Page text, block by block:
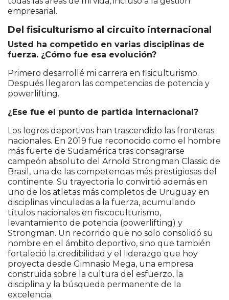
empresarial.
Del fisiculturismo al circuito internacional
Usted ha competido en varias disciplinas de
fuerza. ¿Cómo fue esa evolución?
Primero desarrollé mi carrera en fisiculturismo.
Después llegaron las competencias de potencia y
powerlifting.
¿Ese fue el punto de partida internacional?
Los logros deportivos han trascendido las fronteras
nacionales. En 2019 fue reconocido como el hombre
más fuerte de Sudamérica tras consagrarse
campeón absoluto del Arnold Strongman Classic de
Brasil, una de las competencias más prestigiosas del
continente. Su trayectoria lo convirtió además en
uno de los atletas más completos de Uruguay en
disciplinas vinculadas a la fuerza, acumulando
títulos nacionales en fisicoculturismo,
levantamiento de potencia (powerlifting) y
Strongman. Un recorrido que no solo consolidó su
nombre en el ámbito deportivo, sino que también
fortaleció la credibilidad y el liderazgo que hoy
proyecta desde Gimnasio Mega, una empresa
construida sobre la cultura del esfuerzo, la
disciplina y la búsqueda permanente de la
excelencia.